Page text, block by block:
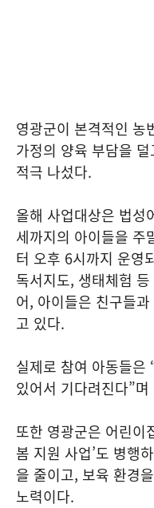
영광군이 본격적인 농
가정의 양육 부담을 덜
적극 나섰다.
올해 사업대상은 법성
세까지의 아이들을 주
터 오후 6시까지 운영
독서지도, 생태체험
어, 아이들은 친구들
고 있다.
실제로 참여 아동들은
있어서 기다려진다”
또한 영광군은 어린이
봄 지원 사업’도 병행
을 줄이고, 보육 환경
노력이다.